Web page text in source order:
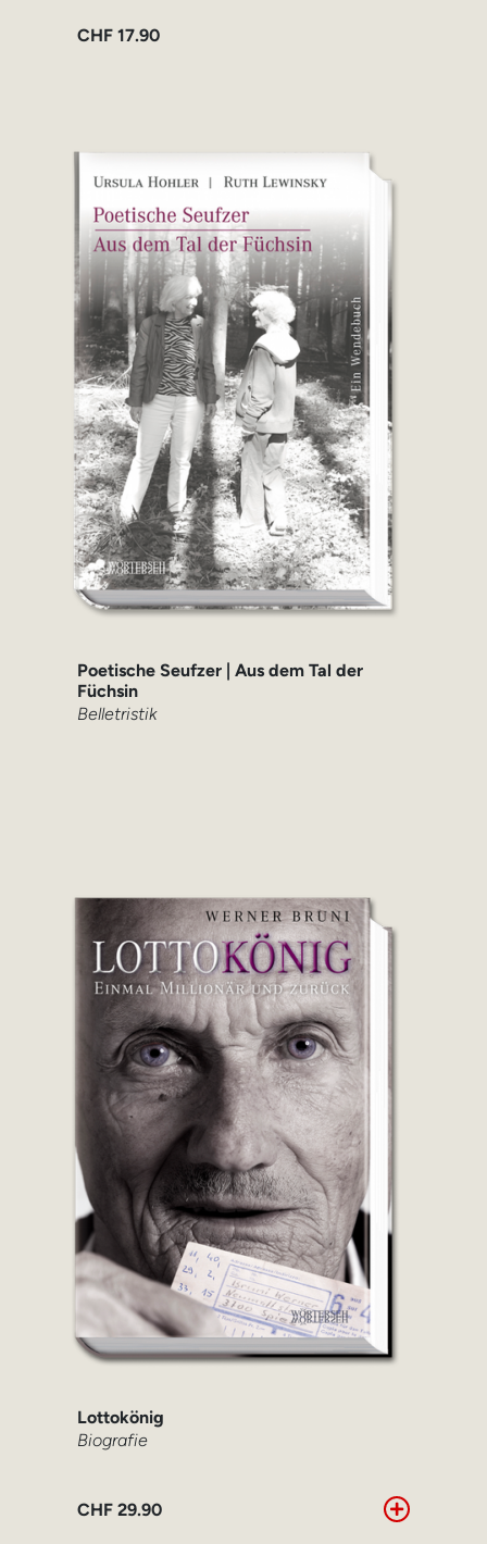
CHF17.90
Poetische Seufzer | Aus dem Tal der
Füchsin
Belletristik
Lottokönig
Biografie
CHF29.90